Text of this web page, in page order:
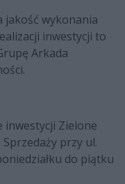
jakość wykonania
inwestycji to
Arkada
inwestycji Zielone
przy ul.
do piątku